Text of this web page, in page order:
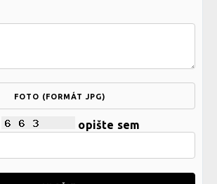
FOTO (FORMÁT JPG)
opište sem